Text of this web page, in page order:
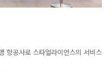
항공사로 스타얼라이언스의 서비스